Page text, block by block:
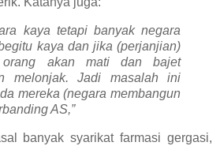
kaya tetapi banyak negara
kaya dan jika (perjanjian)
orang akan mati dan bajet
melonjak. Jadi masalah ini
mereka (negara membangun
AS,”
banyak syarikat farmasi gergasi,